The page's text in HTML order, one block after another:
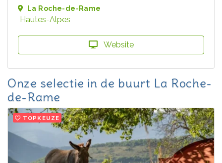
La Roche-de-Rame
Hautes-Alpes
Website
Onze selectie in de buurt La Roche-
de-Rame
TOPKEUZE